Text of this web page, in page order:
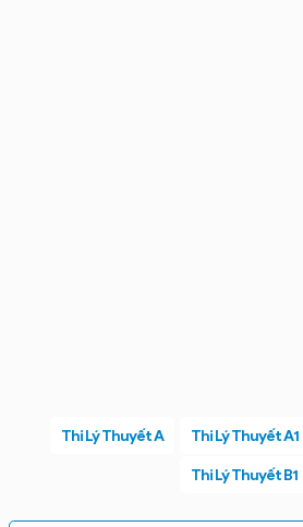
Thi Lý Thuyết A Thi Lý Thuyết A1
Thi Lý Thuyết B1